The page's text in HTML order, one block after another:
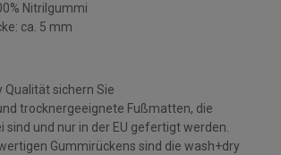
Nitrilgummi
ca. 5 mm
Qualität sichern Sie
trocknergeeignete Fußmatten, die
sind und nur in der EU gefertigt werden.
Gummirückens sind die wash+dry